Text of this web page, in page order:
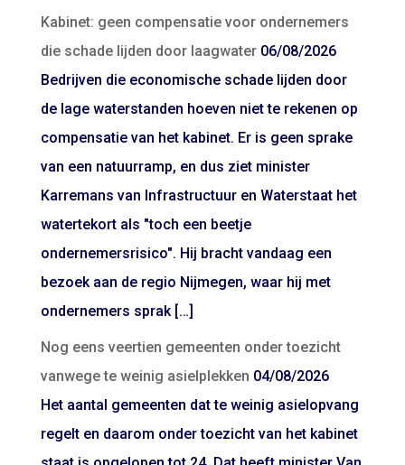
Kabinet: geen compensatie voor ondernemers
die schade lijden door laagwater 06/08/2026
Bedrijven die economische schade lijden door
de lage waterstanden hoeven niet te rekenen op
compensatie van het kabinet. Er is geen sprake
van een natuurramp, en dus ziet minister
Karremans van Infrastructuur en Waterstaat het
watertekort als "toch een beetje
ondernemersrisico". Hij bracht vandaag een
bezoek aan de regio Nijmegen, waar hij met
ondernemers sprak […]
Nog eens veertien gemeenten onder toezicht
vanwege te weinig asielplekken 04/08/2026
Het aantal gemeenten dat te weinig asielopvang
regelt en daarom onder toezicht van het kabinet